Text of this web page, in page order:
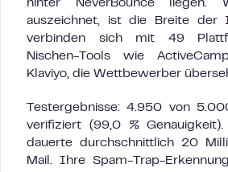
hinter NeverBounce liegen.
auszeichnet, ist die Breite der
verbinden sich mit 49
Nischen-Tools wie
Klaviyo, die Wettbewerber
Testergebnisse: 4.950 von
verifiziert (99,0 % Genauigkeit).
dauerte durchschnittlich 20
Mail. Ihre Spam-Trap-